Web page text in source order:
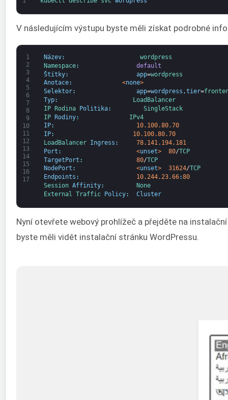
V následujícím výstupu byste měli získat podrobné
1
2
3
4
5
6
7
8
9
10
11
12
13
14
15
16
17
Název:
wordpress
Namespace:
default
Štítky: app=wordpress
Anotace: <none>
Selektor: app=wordpress ,tier=
Typ:
LoadBalancer
IP Rodina Politika:
SingleStack
IP Rodiny:
IPv4
IP:
10.100.80.70
IP:
10.100.80.70
LoadBalancer Ingress :
78.141.194.181
Port : <unset> 80/TCP
TargetPort : 80/TCP
NodePort : <unset> 31624/TCP
Endpoints : 10.244.23.66:80
Session Affinity:
None
External Traffic Policy: Cluster
Nyní otevřete webový prohlížeč a přejděte na
byste měli vidět instalační stránku WordPressu.